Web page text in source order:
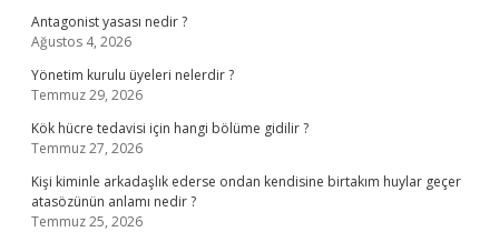
Antagonist yasası nedir ?
Ağustos 4, 2026
Yönetim kurulu üyeleri nelerdir ?
Temmuz 29, 2026
Kök hücre tedavisi için hangi bölüme gidilir ?
Temmuz 27, 2026
Kişi kiminle arkadaşlık ederse ondan kendisine birtakım huylar geçer
atasözünün anlamı nedir ?
Temmuz 25, 2026